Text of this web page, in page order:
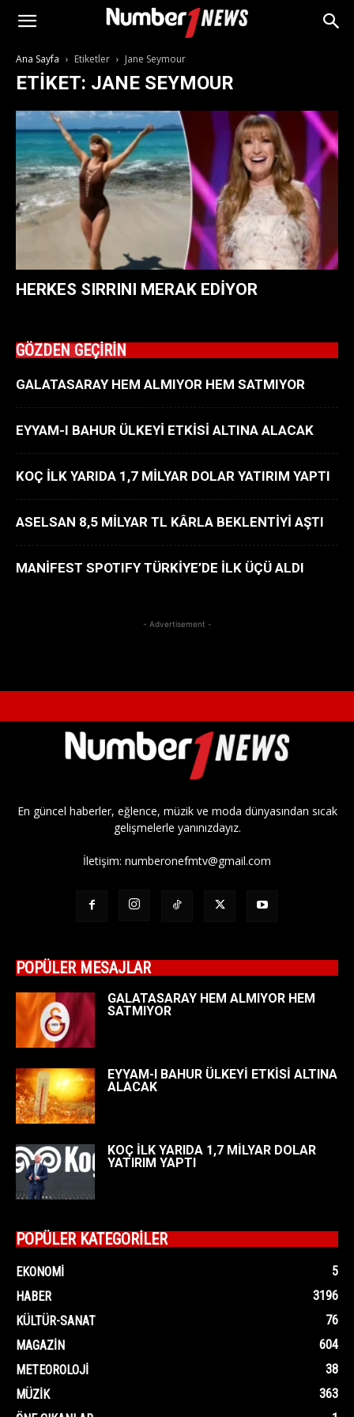
Ana Sayfa Etiketler Jane Seymour
ETIKET: JANE SEYMOUR
HERKES SIRRINI MERAK EDIYOR
GÖZDEN GEÇİRİN
GALATASARAY HEM ALMIYOR HEM SATMIYOR
EYYAM-I BAHUR ÜLKEYİ ETKİSİ ALTINA ALACAK
KOÇ İLK YARIDA 1,7 MİLYAR DOLAR YATIRIM YAPTI
ASELSAN 8,5 MİLYAR TL KÂRLA BEKLENTİYİ AŞTI
MANİFEST SPOTIFY TÜRKİYE’DE İLK ÜÇÜ ALDI
- Advertisement -
En güncel haberler, eğlence, müzik ve moda dünyasından sıcak
gelişmelerle yanınızdayız.
İletişim: numberonefmtv@gmail.com
POPÜLER MESAJLAR
GALATASARAY HEM ALMIYOR HEM
SATMIYOR
EYYAM-I BAHUR ÜLKEYİ ETKİSİ ALTINA
ALACAK
KOÇ İLK YARIDA 1,7 MİLYAR DOLAR
YATIRIM YAPTI
POPÜLER KATEGORİLER
EKONOMI
5
HABER
3196
KÜLTÜR-SANAT
76
MAGAZIN
604
METEOROLOJI
38
MÜZIK
363